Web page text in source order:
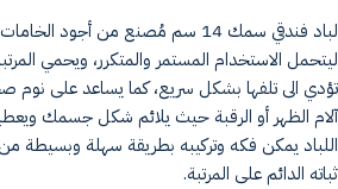
لباد فندقي سمك 14 سم مُصنع من أجود
ليتحمل الاستخدام المستمر والمتكرر، ويحمي
تؤدي الى تلفها بشكل سريع، كما يساعد على
آلام الظهر أو الرقبة حيث يلائم شكل جسمك
اللباد يمكن فكه وتركيبه بطريقة سهلة
ثباته الدائم على المرتبة.